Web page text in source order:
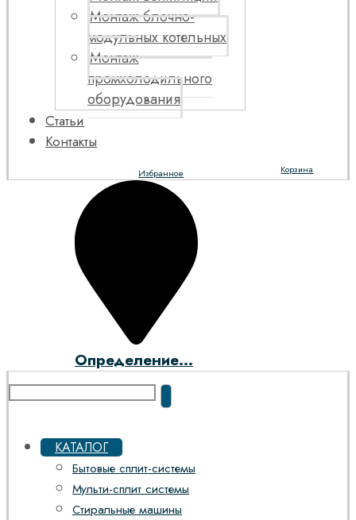
Монтаж блочно-
модульных котельных
Монтаж
промхолодильного
оборудования
Статьи
Контакты
Корзина
Избранное
Определение...
КАТАЛОГ
Бытовые сплит-системы
Мульти-сплит системы
Стиральные машины